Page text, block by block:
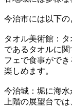
今治市には以下の
タオル美術館：
であるタオルに
フェで食事がで
楽しめます。
今治城：堀に海
上階の展望台で